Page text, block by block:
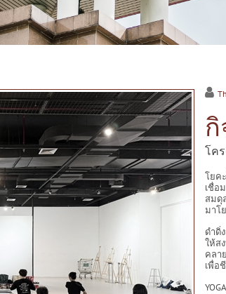
โค
โยค
เชื่อ
สมดุ
มาโ
ดำดิ่
ให้ส
คลา
เพื่อ